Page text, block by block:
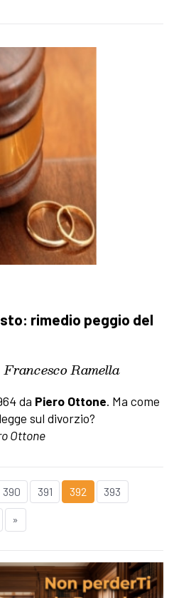
rimedio peggio del
Francesco Ramella
da Piero Ottone. Ma come
sul divorzio?
Ottone
390 391 392 393
»